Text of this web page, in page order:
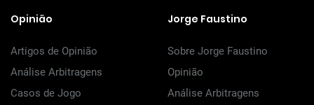
Opinião
Artigos de Opinião
Análise Arbitragens
Casos de Jogo
Jorge Faustino
Sobre Jorge Faustino
Opinião
Análise Arbitragens